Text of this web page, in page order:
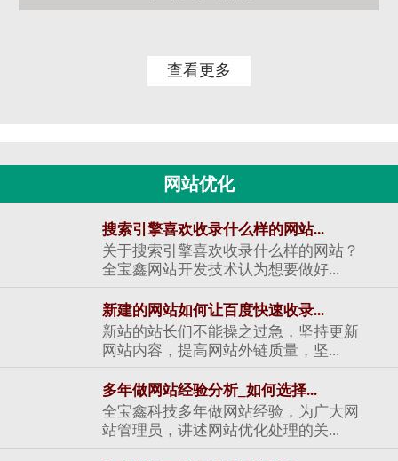
查看更多
网站优化
搜索引擎喜欢收录什么样的网站...
关于搜索引擎喜欢收录什么样的网站？
全宝鑫网站开发技术认为想要做好...
新建的网站如何让百度快速收录...
新站的站长们不能操之过急，坚持更新
网站内容，提高网站外链质量，坚...
多年做网站经验分析_如何选择...
全宝鑫科技多年做网站经验，为广大网
站管理员，讲述网站优化处理的关...